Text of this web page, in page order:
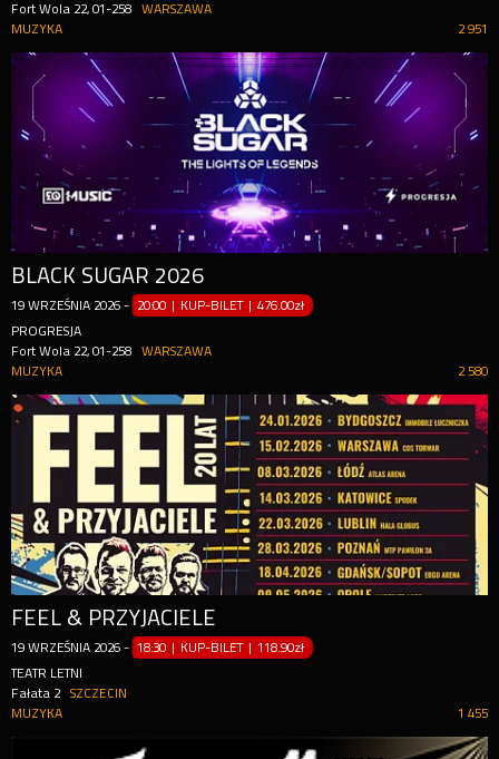
Fort Wola 22, 01-258
WARSZAWA
2 951
MUZYKA
BLACK SUGAR 2026
19 WRZEŚNIA 2026 - 20:00 | KUP-BILET |476.00zł
PROGRESJA
Fort Wola 22, 01-258
WARSZAWA
2 580
MUZYKA
FEEL & PRZYJACIELE
19 WRZEŚNIA 2026 - 18:30 | KUP-BILET |118.90zł
TEATR LETNI
Fałata 2
SZCZECIN
1 455
MUZYKA